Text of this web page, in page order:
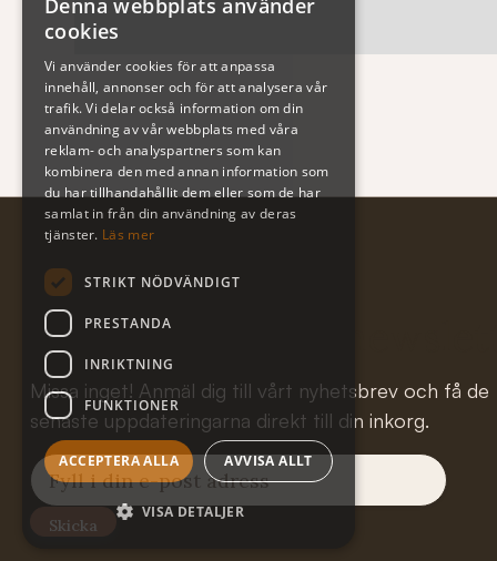
Subscribe to our
Missa inget! Anmäl dig till vårt nyhetsbrev och få de
senaste uppdateringarna direkt till din inkorg.
Denna webbplats använder
cookies
Vi använder cookies för att anpassa
innehåll, annonser och för att analysera vår
trafik. Vi delar också information om din
användning av vår webbplats med våra
reklam- och analyspartners som kan
kombinera den med annan information som
du har tillhandahållit dem eller som de har
samlat in från din användning av deras
tjänster. Läs mer
STRIKT NÖDVÄNDIGT
PRESTANDA
INRIKTNING
FUNKTIONER
ACCEPTERA ALLA AVVISA ALLT
VISA DETALJER